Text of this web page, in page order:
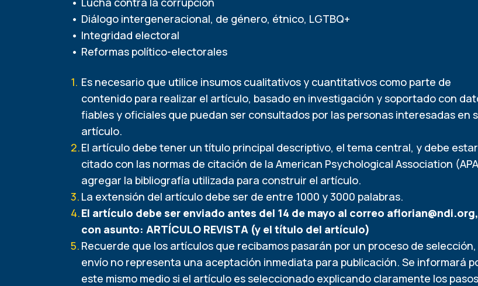
Diálogo intergeneracional, de género, étnico, LGTBQ+
Integridad electoral
Reformas político-electorales
Es necesario que utilice insumos cualitativos y cuantitativos como parte de
contenido para realizar el artículo, basado en investigación y soportado con
fiables y oficiales que puedan ser consultados por las personas interesadas en
artículo.
El artículo debe tener un título principal descriptivo, el tema central, y debe estar
citado con las normas de citación de la American Psychological Association
agregar la bibliografía utilizada para construir el artículo.
La extensión del artículo debe ser de entre 1000 y 3000 palabras.
El artículo debe ser enviado antes del 14 de mayo al correo aflorian@ndi.org,
con asunto: ARTÍCULO REVISTA (y el título del artículo)
Recuerde que los artículos que recibamos pasarán por un proceso de selección,
envío no representa una aceptación inmediata para publicación. Se informará
este mismo medio si el artículo es seleccionado explicando claramente los